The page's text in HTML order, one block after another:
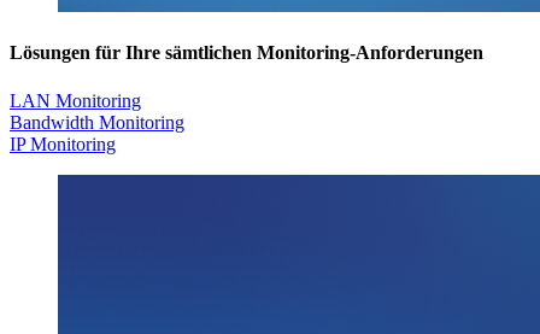
Lösungen für Ihre sämtlichen Monitoring-Anforderungen
LAN Monitoring
Bandwidth Monitoring
IP Monitoring